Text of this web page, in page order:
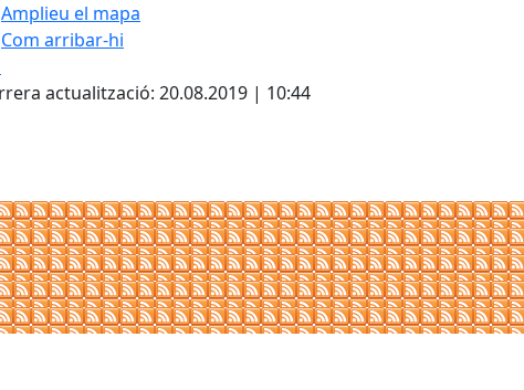
Amplieu el mapa
Com arribar-hi
actualització: 20.08.2019 | 10:44